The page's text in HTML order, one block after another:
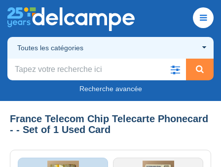
Toutes les catégories
Recherche avancée
France Telecom Chip Telecarte Phonecard
- - Set of 1 Used Card